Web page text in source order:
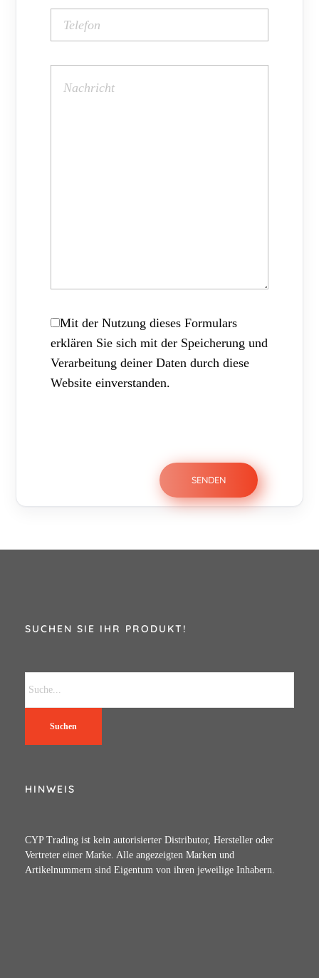
Mit der Nutzung dieses Formulars
erklären Sie sich mit der Speicherung und
Verarbeitung deiner Daten durch diese
Website einverstanden.
SUCHEN SIE IHR PRODUKT!
Suchen
HINWEIS
CYP Trading ist kein autorisierter Distributor, Hersteller oder
Vertreter einer Marke. Alle angezeigten Marken und
Artikelnummern sind Eigentum von ihren jeweilige Inhabern.